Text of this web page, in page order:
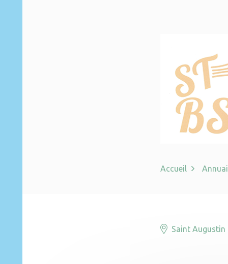
Accueil
Saint Augustin